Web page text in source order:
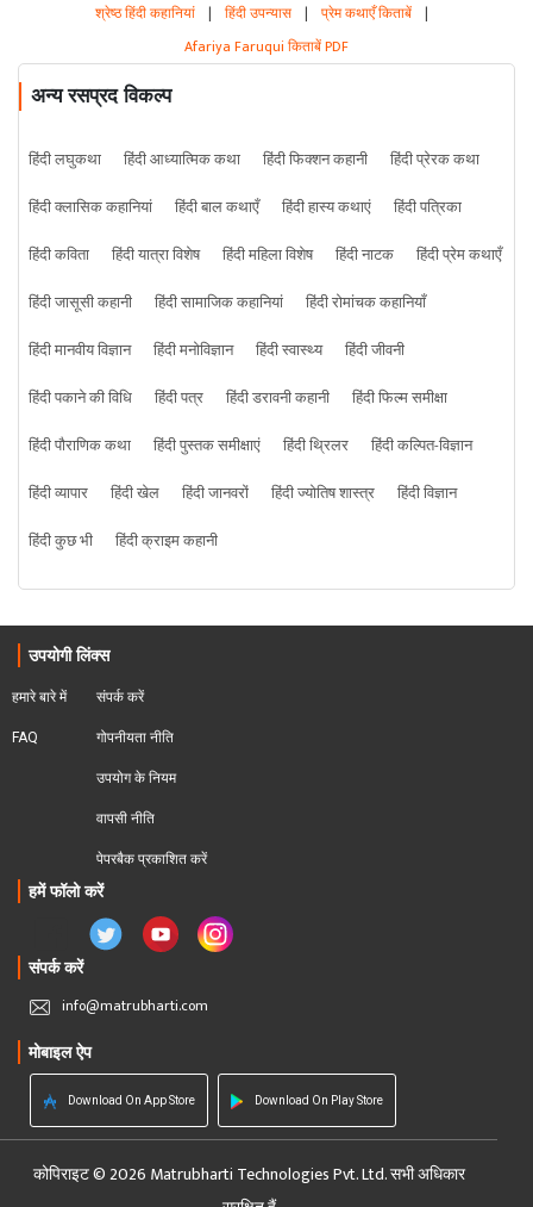
श्रेष्ठ हिंदी कहानियां | हिंदी उपन्यास | प्रेम कथाएँ किताबें |
Afariya Faruqui किताबें PDF
अन्य रसप्रद विकल्प
हिंदी लघुकथा हिंदी आध्यात्मिक कथा हिंदी फिक्शन कहानी
हिंदी प्रेरक कथा
हिंदी क्लासिक कहानियां
हिंदी बाल कथाएँ हिंदी हास्य कथाएं
हिंदी पत्रिका
हिंदी कविता
हिंदी यात्रा विशेष हिंदी महिला विशेष हिंदी नाटक
हिंदी प्रेम कथाएँ
हिंदी जासूसी कहानी
हिंदी सामाजिक कहानियां
हिंदी रोमांचक कहानियाँ
हिंदी मानवीय विज्ञान
हिंदी मनोविज्ञान हिंदी स्वास्थ्य
हिंदी जीवनी
हिंदी पकाने की विधि
हिंदी पत्र हिंदी डरावनी कहानी
हिंदी फिल्म समीक्षा
हिंदी पौराणिक कथा
हिंदी पुस्तक समीक्षाएं हिंदी थ्रिलर
हिंदी कल्पित-विज्ञान
हिंदी व्यापार
हिंदी खेल हिंदी जानवरों हिंदी ज्योतिष शास्त्र
हिंदी विज्ञान
हिंदी कुछ भी
हिंदी क्राइम कहानी
उपयोगी लिंक्स
हमारे बारे में
FAQ
संपर्क करें
गोपनीयता नीति
उपयोग के नियम
वापसी नीति
पेपरबैक प्रकाशित करें
हमें फॉलो करें
संपर्क करें
info@matrubharti.com
मोबाइल ऐप
Download On App Store Download On Play Store
कोपिराइट © 2026 Matrubharti Technologies Pvt. Ltd. सभी अधिकार